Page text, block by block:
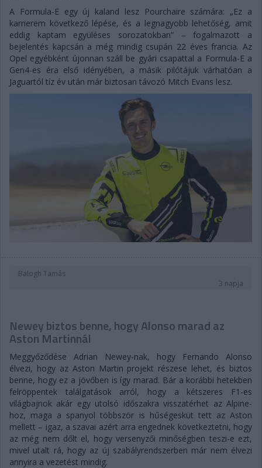
A Formula-E egy új kaland lesz Pourchaire számára: „Ez a
karrierem következő lépése, és a legnagyobb lehetőség, amit
eddig kaptam együléses sorozatokban” – fogalmazott a
bejelentés kapcsán a még mindig csupán 22 éves francia. Az
Opel egyébként újonnan száll be gyári csapattal a Formula-E a
Gen4-es éra első idényében, a másik pilótájuk várhatóan a
Jaguartól tíz év után már biztosan távozó Mitch Evans lesz.
Balogh Tamás
3 napja
Newey biztos benne, hogy Alonso marad az
Aston Martinnál
Meggyőződése Adrian Newey-nak, hogy Fernando Alonso
élvezi, hogy az Aston Martin projekt részese lehet, és biztos
benne, hogy ez a jövőben is így marad. Bár a korábbi hetekben
felröppentek találgatások arról, hogy a kétszeres F1-es
világbajnok akár egy utolsó időszakra visszatérhet az Alpine-
hoz, maga a spanyol többször is hűségesküt tett az Aston
mellett – igaz, a szavai azért arra engednek következtetni, hogy
az még nem dőlt el, hogy versenyzői minőségben teszi-e ezt,
mivel utalt rá, hogy az új szabályrendszerben már nem élvezi
annyira a vezetést mindig.